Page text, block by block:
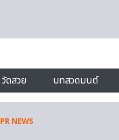
วัดสวย บทสวดมนต์
PR NEWS